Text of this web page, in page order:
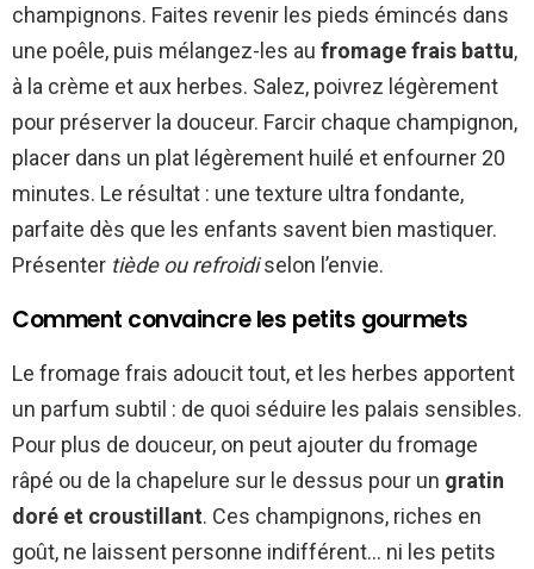
champignons. Faites revenir les pieds émincés dans
une poêle, puis mélangez-les au fromage frais battu,
à la crème et aux herbes. Salez, poivrez légèrement
pour préserver la douceur. Farcir chaque champignon,
placer dans un plat légèrement huilé et enfourner 20
minutes. Le résultat : une texture ultra fondante,
parfaite dès que les enfants savent bien mastiquer.
Présenter tiède ou refroidiselon l’envie.
Comment convaincre les petits gourmets
Le fromage frais adoucit tout, et les herbes apportent
un parfum subtil : de quoi séduire les palais sensibles.
Pour plus de douceur, on peut ajouter du fromage
râpé ou de la chapelure sur le dessus pour un gratin
doré et croustillant. Ces champignons, riches en
goût, ne laissent personne indifférent… ni les petits